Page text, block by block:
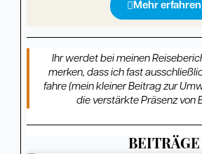
Mehr erfahren
Ihr werdet bei meinen
merken, dass ich fast
fahre (mein kleiner Beitrag zur
die verstärkte Präsenz von
BEITRÄGE